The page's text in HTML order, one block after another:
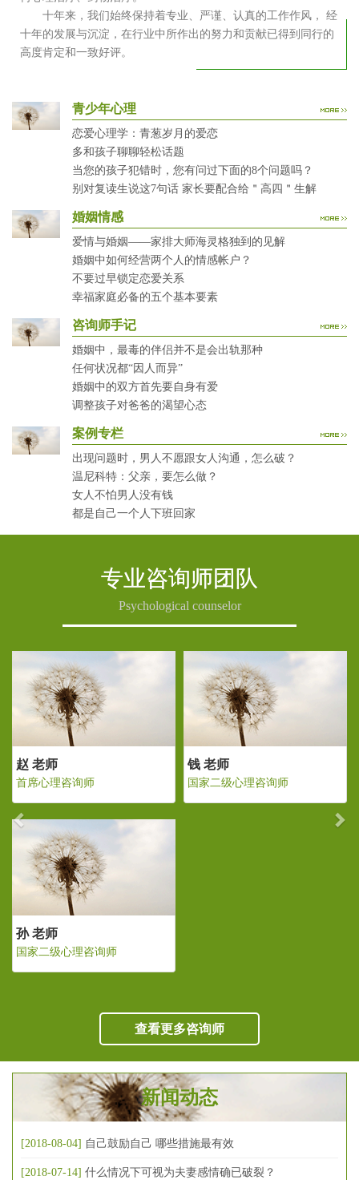
十年来，我们始终保持着专业、严谨、认真的工作作风， 经
十年的发展与沉淀，在行业中所作出的努力和贡献已得到同行的
高度肯定和一致好评。
青少年心理
恋爱心理学：青葱岁月的爱恋
多和孩子聊聊轻松话题
当您的孩子犯错时，您有问过下面的8个问题吗？
别对复读生说这7句话 家长要配合给＂高四＂生解
婚姻情感
爱情与婚姻——家排大师海灵格独到的见解
婚姻中如何经营两个人的情感帐户？
不要过早锁定恋爱关系
幸福家庭必备的五个基本要素
咨询师手记
婚姻中，最毒的伴侣并不是会出轨那种
任何状况都“因人而异”
婚姻中的双方首先要自身有爱
调整孩子对爸爸的渴望心态
案例专栏
出现问题时，男人不愿跟女人沟通，怎么破？
温尼科特：父亲，要怎么做？
女人不怕男人没有钱
都是自己一个人下班回家
专业咨询师团队
Psychological counselor
级心理咨询师 首席心理咨询师
Previous
查看更多咨询师
新闻动态
[2018-08-04] 自己鼓励自己 哪些措施最有效
[2018-07-14] 什么情况下可视为夫妻感情确已破裂？